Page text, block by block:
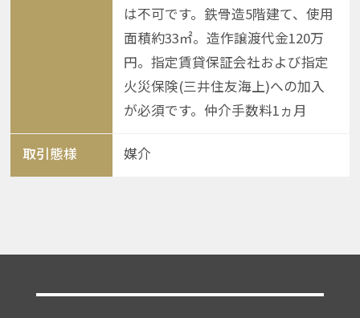
は不可です。鉄骨造5階建て、使用
面積約33㎡。造作譲渡代金120万
円。指定賃貸保証会社および指定
火災保険(三井住友海上)への加入
が必須です。仲介手数料1ヵ月
取引態様 媒介